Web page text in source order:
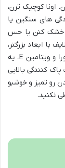
اونا کوچیک ترن،
های سنگین یا
خشک کنن یا حس
با ابعاد بزرگتر،
ضخامت بیشتر، و ترکیبات تخصصی مثل آلوئه ورا و ویتامین E، یه
کنندگی بالایی
رو تمیز و خوشبو
نکنید.